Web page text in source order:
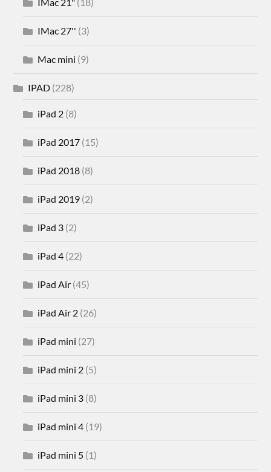
IMac 27'' (3)
Mac mini (9)
IPAD (228)
iPad 2 (8)
iPad 2017 (15)
iPad 2018 (8)
iPad 2019 (2)
iPad 3 (2)
iPad 4 (22)
iPad Air (45)
iPad Air 2 (26)
iPad mini (27)
iPad mini 2 (5)
iPad mini 3 (8)
iPad mini 4 (19)
iPad mini 5 (1)